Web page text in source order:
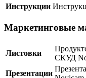
Инструкции
Маркетинговые
Листовки
СКУД
Презентации